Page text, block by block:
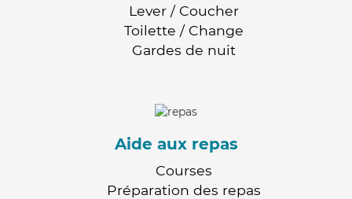
Lever / Coucher
Toilette / Change
Gardes de nuit
Aide aux repas
Courses
Préparation des repas